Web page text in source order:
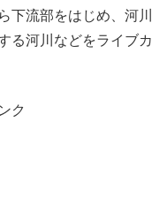
下流部をはじめ、河川
る河川などをライブカ
ク